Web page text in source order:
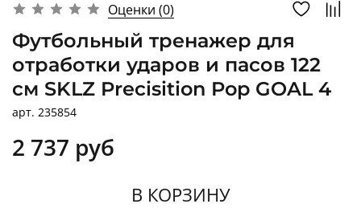
Оценки (0)
Футбольный тренажер для
отработки ударов и пасов 122
см SKLZ Precisition Pop GOAL 4
арт. 235854
2 737 руб
В КОРЗИНУ